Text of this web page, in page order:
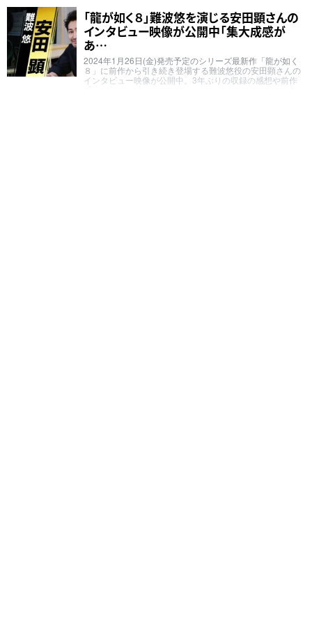
「龍が如く８」難波悠を演じる安田顕さんの
インタビュー映像が公開中「集大成感が
あ…
2024年1月26日(金)発売予定のシリーズ最新作「龍が如く
８」に前作から引き続き登場する難波悠役の安田顕さんの
インタビュー映像が公開中。3年ぶりの収録の感想や前作